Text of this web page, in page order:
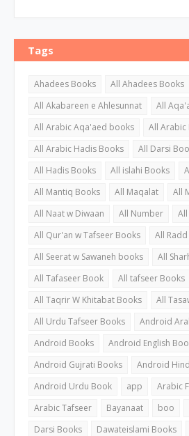
Tags
Ahadees Books
All Ahadees Books
All Akabareen e Ahlesunnat
All
All Arabic Aqa'aed books
All Arabic
All Arabic Hadis Books
All Darsi
All Hadis Books
All islahi Books
All Mantiq Books
All Maqalat
All
All Naat w Diwaan
All Number
All Qur'an w Tafseer Books
All
All Seerat w Sawaneh books
All
All Tafaseer Book
All tafseer Books
All Taqrir W Khitabat Books
All
All Urdu Tafseer Books
Android
Android Books
Android English
Android Gujrati Books
Android
Android Urdu Book
app
Arabic
Arabic Tafseer
Bayanaat boo
Darsi Books
Dawateislami Books